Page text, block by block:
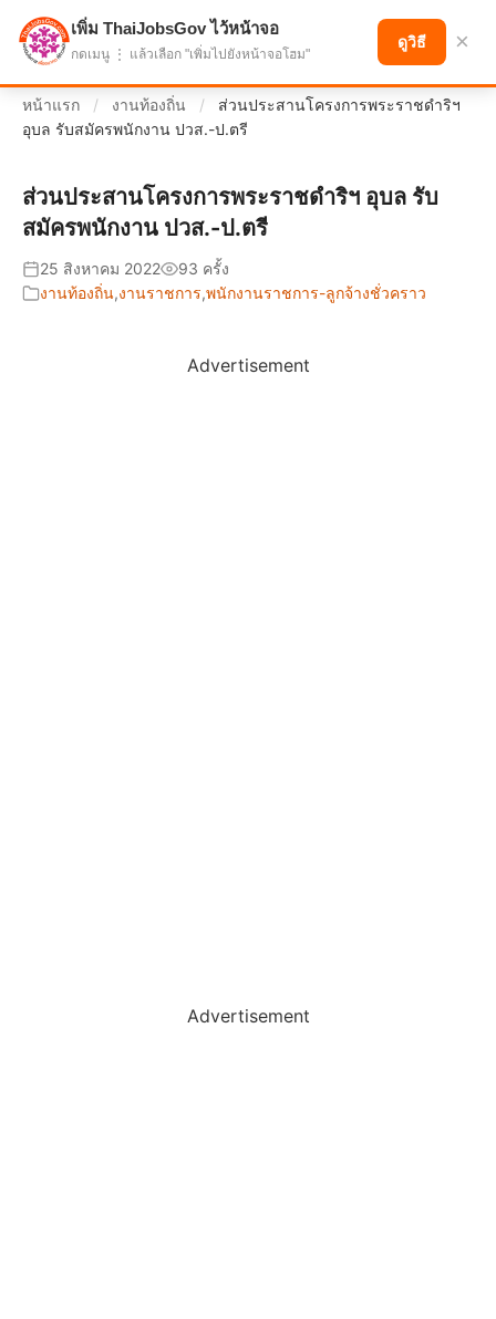
แบ่งปันโอกาส เพื่ออนาคตที่ก้าวหน้า
หน้าแรก / งานท้องถิ่น /
ส่วนประสานโครงการพระราชดำริฯ
อุบล รับสมัครพนักงาน ปวส.-ป.ตรี
ส่วนประสานโครงการพระราชดำริฯ อุบล รับ
สมัครพนักงาน ปวส.-ป.ตรี
25 สิงหาคม 2022
93 ครั้ง
งานท้องถิ่น,งานราชการ,พนักงานราชการ-ลูกจ้างชั่วคราว
Advertisement
Advertisement
เพิ่ม ThaiJobsGov ไว้หน้าจอ
กดเมนู ⋮ แล้วเลือก "เพิ่มไปยังหน้าจอโฮม"
ดูวิธี ×